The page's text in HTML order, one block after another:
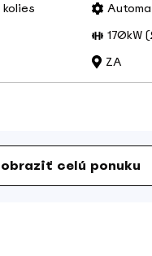
170kW
ZA
celú ponuku